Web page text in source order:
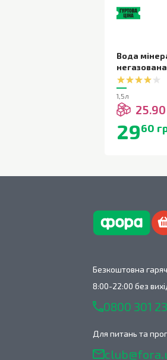
Вода
негазована
1,5л
25.90
2960
Безкоштовна
8:00-22:00 без
0800 301
Для питань та